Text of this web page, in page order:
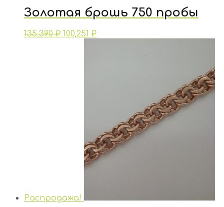
Золотая брошь 750 пробы
135,390₽ 100,251 ₽
Распродажа!